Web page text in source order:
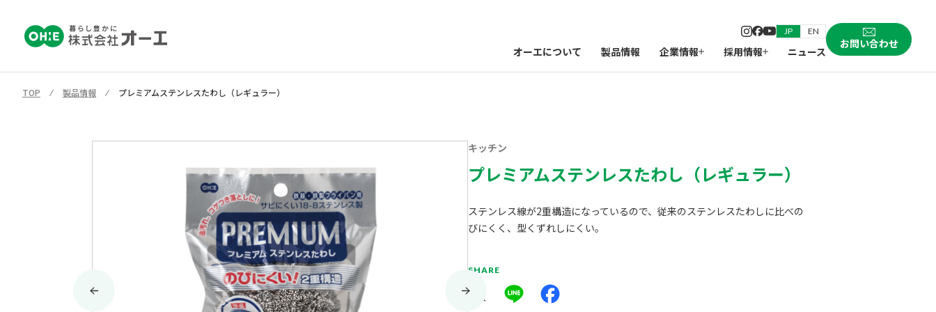
JP EN
オーエについて 製品情報 企業情報 採用情報 ニュース
お問い合わせ
TOP ⁄ 製品情報 ⁄ プレミアムステンレスたわし（レギュラー）
キッチン
プレミアムステンレスたわし（レギュラー）
ステンレス線が2重構造になっているので、従来のステンレスたわしに比べの
びにくく、型くずれしにくい。
SHARE
Line